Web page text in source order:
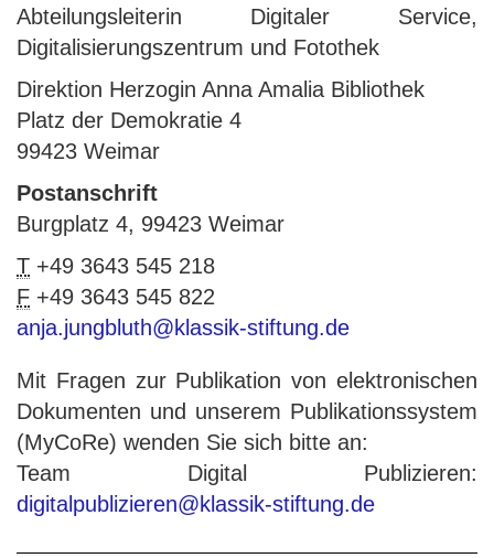
Abteilungsleiterin Digitaler Service,
Digitalisierungszentrum und Fotothek
Direktion Herzogin Anna Amalia Bibliothek
Platz der Demokratie 4
99423 Weimar
Postanschrift
Burgplatz 4, 99423 Weimar
T +49 3643 545 218
F +49 3643 545 822
anja.jungbluth@klassik-stiftung.de
Mit Fragen zur Publikation von elektronischen
Dokumenten und unserem Publikationssystem
(MyCoRe) wenden Sie sich bitte an:
Team Digital Publizieren:
digitalpublizieren@klassik-stiftung.de